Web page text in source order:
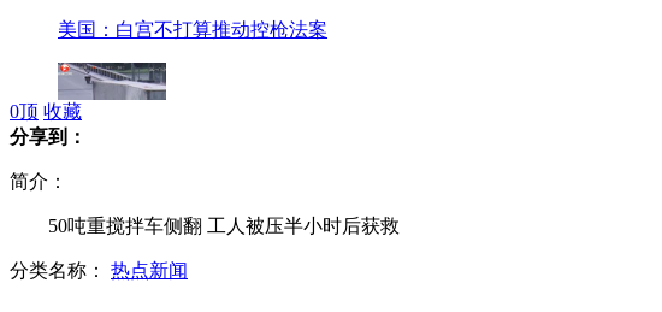
美国：白宫不打算推动控枪法案
驯兽师被鲸鱼拽入水底视频曝光
0顶 收藏
分享到：
简介：
50吨重搅拌车侧翻 工人被压半小时后获救
分类名称： 热点新闻